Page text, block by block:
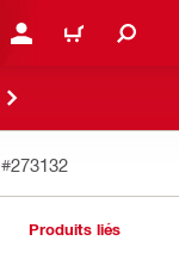
CONNEXION OU
PANIER
#273132
Produits liés